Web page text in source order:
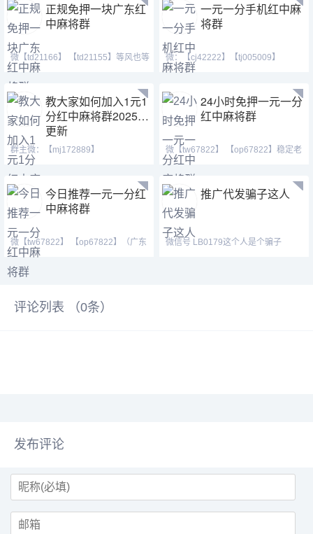
正规免押一块广东红
中麻将群
微【td21166】 【td21155】等风也等
你。喜欢打麻将的
一元一分手机红中麻
将群
微：【cj42222】【tj005009】
教大家如何加入1元1
分红中麻将群2025已
更新
群主微：【mj172889】
【mj172887】【mj172888】或欢迎
广
24小时免押一元一分
红中麻将群
微【tw67822】 【op67822】稳定老
群！（广东一元一分红中
今日推荐一元一分红
中麻将群
微【tw67822】 【op67822】（广东
一元一分红中癞子爆炸
推广代发骗子这人
微信号 LB0179这个人是个骗子
评论列表 （0条）
发布评论